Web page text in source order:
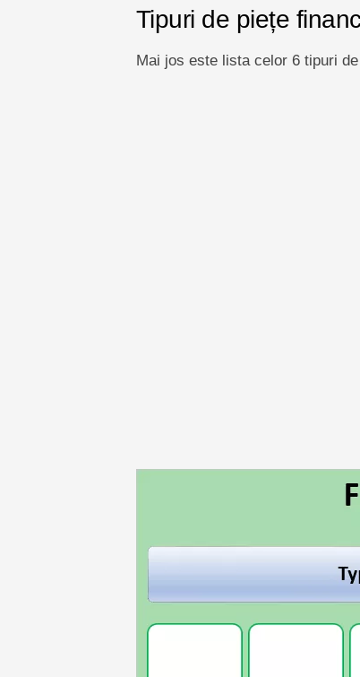
Tipuri de piețe
Mai jos este lista celor 6 tipuri